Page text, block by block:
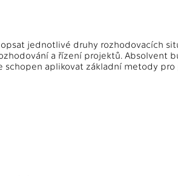
jednotlivé druhy rozhodovacích
a řízení projektů. Absolvent
schopen aplikovat základní metody